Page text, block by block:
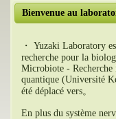
Bienvenue au
・ Yuzaki Laboratory
recherche pour la
Microbiote -
quantique (Université
été déplacé vers。
En plus du système